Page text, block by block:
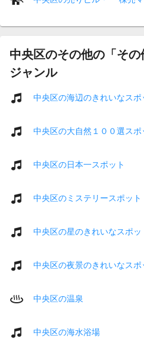
中央区のその他の「そ
ジャンル
中央区の海辺のきれいなスポ
中央区の大自然１００選スポ
中央区の日本一スポット
中央区のミステリースポット
中央区の星のきれいなスポッ
中央区の夜景のきれいなスポ
中央区の温泉
中央区の海水浴場